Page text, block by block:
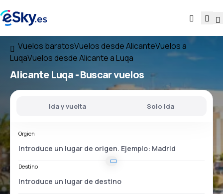
Vuelos baratosVuelos desde AlicanteVuelos a
LuqaVuelos desde Alicante a Luqa
Alicante Luqa- Buscar vuelos
Ida y vuelta Solo ida
Orgien
Destino